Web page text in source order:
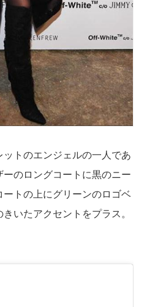
トのエンジェルの一人であ
のロングコートに黒のニー
トの上にグリーンのロゴベ
いたアクセントをプラス。